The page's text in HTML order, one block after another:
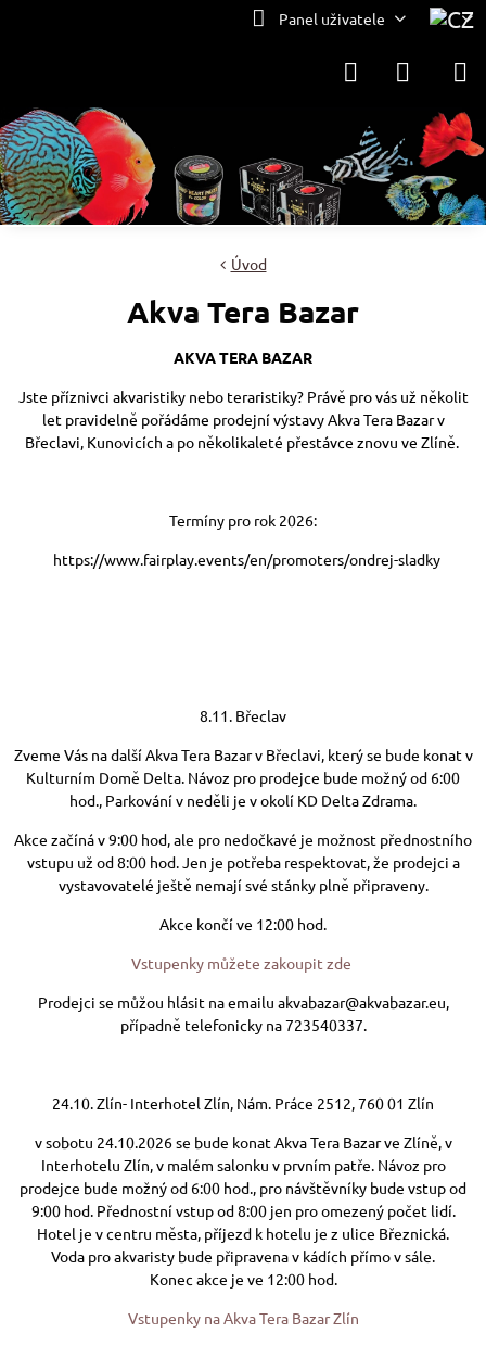
Panel uživatele
Úvod
Akva Tera Bazar
AKVA TERA BAZAR
Jste příznivci akvaristiky nebo teraristiky? Právě pro vás už několit
let pravidelně pořádáme prodejní výstavy Akva Tera Bazar v
Břeclavi, Kunovicích a po několikaleté přestávce znovu ve Zlíně.
Termíny pro rok 2026:
https://www.fairplay.events/en/promoters/ondrej-sladky
8.11. Břeclav
Zveme Vás na další Akva Tera Bazar v Břeclavi, který se bude konat v
Kulturním Domě Delta. Návoz pro prodejce bude možný od 6:00
hod., Parkování v neděli je v okolí KD Delta Zdrama.
Akce začíná v 9:00 hod, ale pro nedočkavé je možnost přednostního
vstupu už od 8:00 hod. Jen je potřeba respektovat, že prodejci a
vystavovatelé ještě nemají své stánky plně připraveny.
Akce končí ve 12:00 hod.
Vstupenky můžete zakoupit zde
Prodejci se můžou hlásit na emailu akvabazar@akvabazar.eu,
případně telefonicky na 723540337.
24.10. Zlín- Interhotel Zlín, Nám. Práce 2512, 760 01 Zlín
v sobotu 24.10.2026 se bude konat Akva Tera Bazar ve Zlíně, v
Interhotelu Zlín, v malém salonku v prvním patře. Návoz pro
prodejce bude možný od 6:00 hod., pro návštěvníky bude vstup od
9:00 hod. Přednostní vstup od 8:00 jen pro omezený počet lidí.
Hotel je v centru města, příjezd k hotelu je z ulice Březnická.
Voda pro akvaristy bude připravena v kádích přímo v sále.
Konec akce je ve 12:00 hod.
Vstupenky na Akva Tera Bazar Zlín